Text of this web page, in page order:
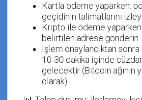
Kartla ödeme yaparken:
geçidinin talimatlarını
Kripto ile ödeme
belirtilen adrese gönderin.
İşlem onaylandıktan
10-30 dakika içinde
gelecektir (Bitcoin ağının
olarak).